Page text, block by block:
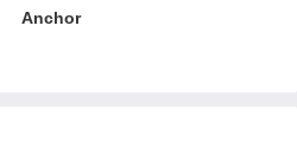
Anchor